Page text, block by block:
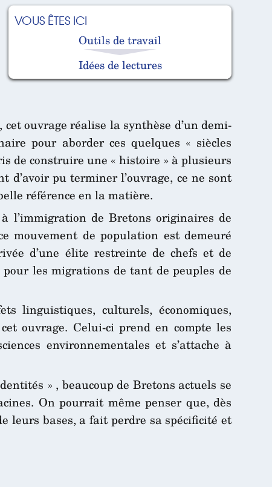
VOUS ÊTES ICI
Outils de travail
Idées de lectures
ouvrage réalise la synthèse d’un demi-
pour aborder ces quelques « siècles
de construire une « histoire » à plusieurs
d’avoir pu terminer l’ouvrage, ce ne sont
référence en la matière.
l’immigration de Bretons originaires de
mouvement de population est demeuré
d’une élite restreinte de chefs et de
pour les migrations de tant de peuples de
linguistiques, culturels, économiques,
ouvrage. Celui-ci prend en compte les
environnementales et s’attache à
» , beaucoup de Bretons actuels se
On pourrait même penser que, dès
leurs bases, a fait perdre sa spécificité et